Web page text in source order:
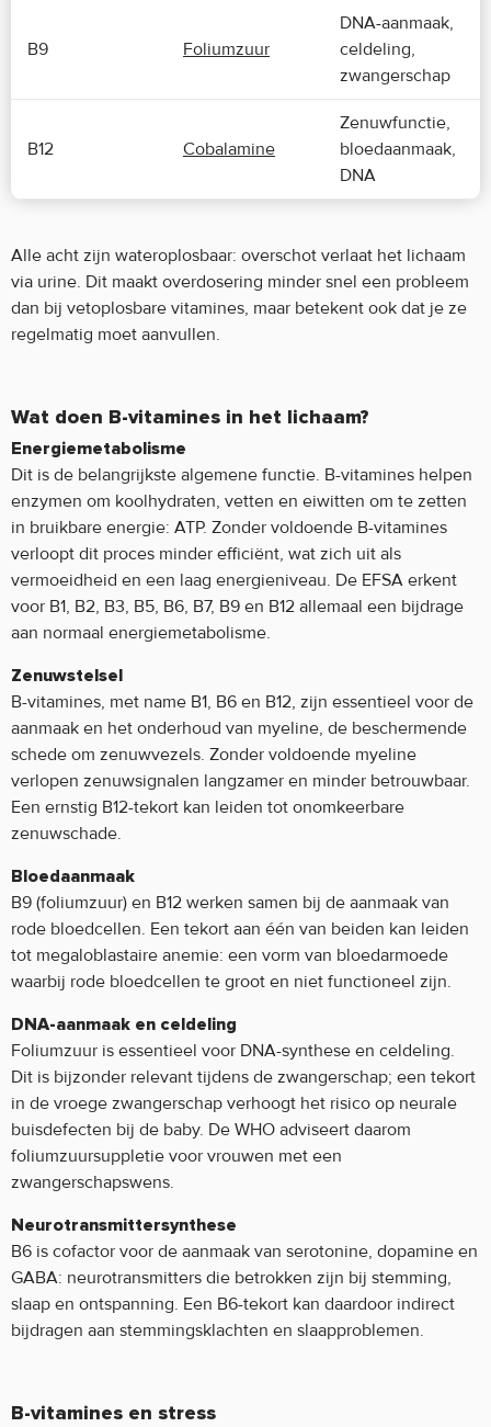
B9 Foliumzuur
DNA-aanmaak,
celdeling,
zwangerschap
B12 Cobalamine
Zenuwfunctie,
bloedaanmaak,
DNA
Alle acht zijn wateroplosbaar: overschot verlaat het lichaam
via urine. Dit maakt overdosering minder snel een probleem
dan bij vetoplosbare vitamines, maar betekent ook dat je ze
regelmatig moet aanvullen.
Wat doen B-vitamines in het lichaam?
Energiemetabolisme
Dit is de belangrijkste algemene functie. B-vitamines helpen
enzymen om koolhydraten, vetten en eiwitten om te zetten
in bruikbare energie: ATP. Zonder voldoende B-vitamines
verloopt dit proces minder efficiënt, wat zich uit als
vermoeidheid en een laag energieniveau. De EFSA erkent
voor B1, B2, B3, B5, B6, B7, B9 en B12 allemaal een bijdrage
aan normaal energiemetabolisme.
Zenuwstelsel
B-vitamines, met name B1, B6 en B12, zijn essentieel voor de
aanmaak en het onderhoud van myeline, de beschermende
schede om zenuwvezels. Zonder voldoende myeline
verlopen zenuwsignalen langzamer en minder betrouwbaar.
Een ernstig B12-tekort kan leiden tot onomkeerbare
zenuwschade.
Bloedaanmaak
B9 (foliumzuur) en B12 werken samen bij de aanmaak van
rode bloedcellen. Een tekort aan één van beiden kan leiden
tot megaloblastaire anemie: een vorm van bloedarmoede
waarbij rode bloedcellen te groot en niet functioneel zijn.
DNA-aanmaak en celdeling
Foliumzuur is essentieel voor DNA-synthese en celdeling.
Dit is bijzonder relevant tijdens de zwangerschap; een tekort
in de vroege zwangerschap verhoogt het risico op neurale
buisdefecten bij de baby. De WHO adviseert daarom
foliumzuursuppletie voor vrouwen met een
zwangerschapswens.
Neurotransmittersynthese
B6 is cofactor voor de aanmaak van serotonine, dopamine en
GABA: neurotransmitters die betrokken zijn bij stemming,
slaap en ontspanning. Een B6-tekort kan daardoor indirect
bijdragen aan stemmingsklachten en slaapproblemen.
B-vitamines en stress